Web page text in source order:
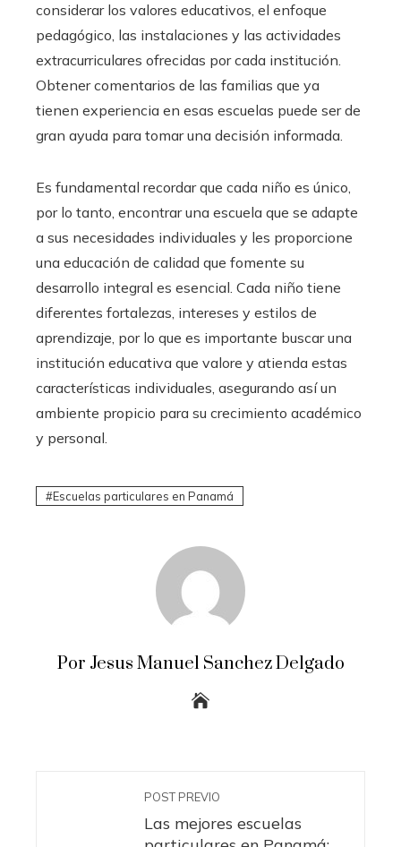
considerar los valores educativos, el enfoque
pedagógico, las instalaciones y las actividades
extracurriculares ofrecidas por cada institución.
Obtener comentarios de las familias que ya
tienen experiencia en esas escuelas puede ser de
gran ayuda para tomar una decisión informada.
Es fundamental recordar que cada niño es único,
por lo tanto, encontrar una escuela que se adapte
a sus necesidades individuales y les proporcione
una educación de calidad que fomente su
desarrollo integral es esencial. Cada niño tiene
diferentes fortalezas, intereses y estilos de
aprendizaje, por lo que es importante buscar una
institución educativa que valore y atienda estas
características individuales, asegurando así un
ambiente propicio para su crecimiento académico
y personal.
Escuelas particulares en Panamá
Por Jesus Manuel Sanchez Delgado
POST PREVIO
Las mejores escuelas